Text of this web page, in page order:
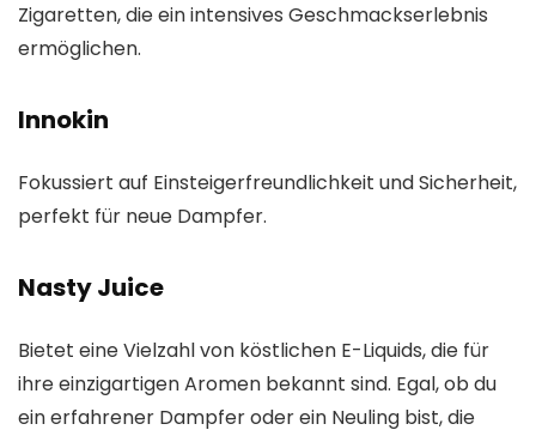
Zigaretten, die ein intensives Geschmackserlebnis
ermöglichen.
Innokin
Fokussiert auf Einsteigerfreundlichkeit und Sicherheit,
perfekt für neue Dampfer.
Nasty Juice
Bietet eine Vielzahl von köstlichen E-Liquids, die für
ihre einzigartigen Aromen bekannt sind. Egal, ob du
ein erfahrener Dampfer oder ein Neuling bist, die